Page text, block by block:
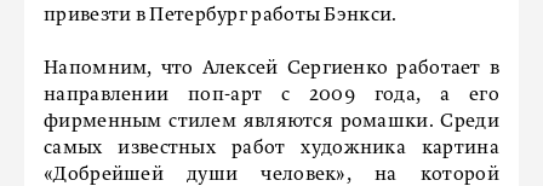
привезти в Петербург работы Бэнкси.
Напомним, что Алексей Сергиенко работает в
направлении поп-арт с 2009 года, а его
фирменным стилем являются ромашки. Среди
самых известных работ художника картина
«Добрейшей души человек», на которой